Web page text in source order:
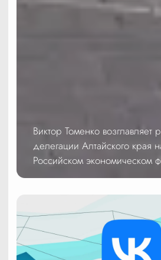
Виктор Томенко возглавляет
делегации Алтайского края
Российском экономическом